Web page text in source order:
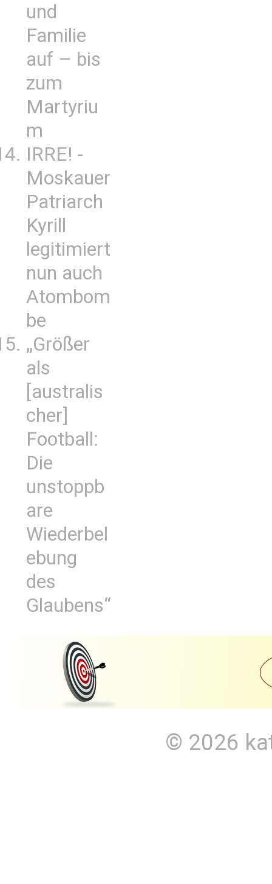
und
Familie
auf – bis
zum
Martyriu
m
IRRE! -
Moskauer
Patriarch
Kyrill
legitimiert
nun auch
Atombom
be
„Größer
als
[australis
cher]
Football:
Die
unstoppb
are
Wiederbel
ebung
des
Glaubens“
© 2026